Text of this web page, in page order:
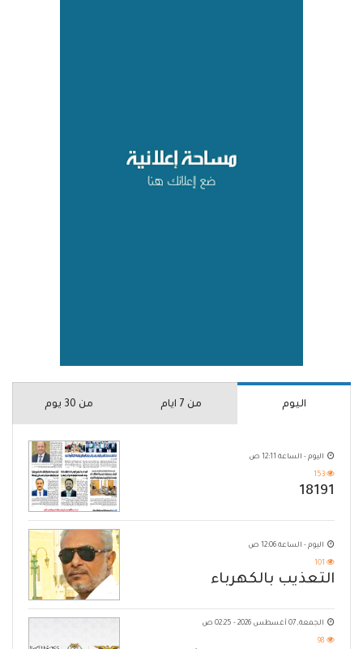
اليوم من 7 ايام من 30 يوم
اليوم - الساعة 12:11 ص
153
18191
اليوم - الساعة 12:06 ص
101
التعذيب بالكهرباء
الجمعة, 07 أغسطس 2026 - 02:25 ص
98